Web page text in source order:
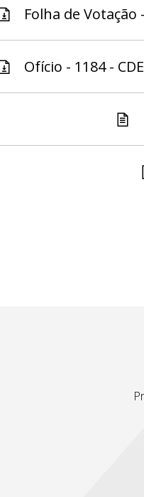
Folha de Votação
Ofício - 1184 -